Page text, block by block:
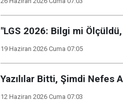
"LGS 2026: Bilgi mi Ölçüldü,
19 Haziran 2026 Cuma 07:05
Yazılılar Bitti, Şimdi Nefes
12 Haziran 2026 Cuma 07:03